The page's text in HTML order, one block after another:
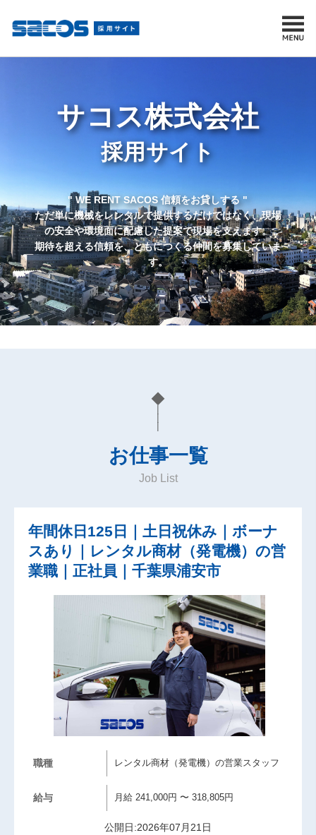
サコス株式会社
採用サイト
" WE RENT SACOS 信頼をお貸しする "
ただ単に機械をレンタルで提供するだけではなく、現場
の安全や環境面に配慮した提案で現場を支えます。
期待を超える信頼を、ともにつくる仲間を募集していま
す。
◆
|
|
|
お仕事一覧
Job List
年間休日125日｜土日祝休み｜ボーナ
スあり｜レンタル商材（発電機）の営
業職｜正社員｜千葉県浦安市
職種 レンタル商材（発電機）の営業スタッフ
給与 月給 241,000円 〜 318,805円
公開日:2026年07月21日